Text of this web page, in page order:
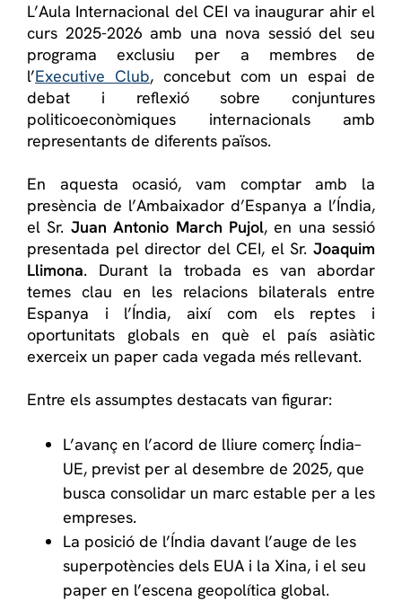
L’Aula Internacional del CEI va inaugurar ahir el
curs 2025-2026 amb una nova sessió del seu
programa exclusiu per a membres de
l’Executive Club, concebut com un espai de
debat i reflexió sobre conjuntures
politicoeconòmiques internacionals amb
representants de diferents països.
En aquesta ocasió, vam comptar amb la
presència de l’Ambaixador d’Espanya a l’Índia,
el Sr. Juan Antonio March Pujol, en una sessió
presentada pel director del CEI, el Sr. Joaquim
Llimona. Durant la trobada es van abordar
temes clau en les relacions bilaterals entre
Espanya i l’Índia, així com els reptes i
oportunitats globals en què el país asiàtic
exerceix un paper cada vegada més rellevant.
Entre els assumptes destacats van figurar:
L’avanç en l’acord de lliure comerç Índia–
UE, previst per al desembre de 2025, que
busca consolidar un marc estable per a les
empreses.
La posició de l’Índia davant l’auge de les
superpotències dels EUA i la Xina, i el seu
paper en l’escena geopolítica global.